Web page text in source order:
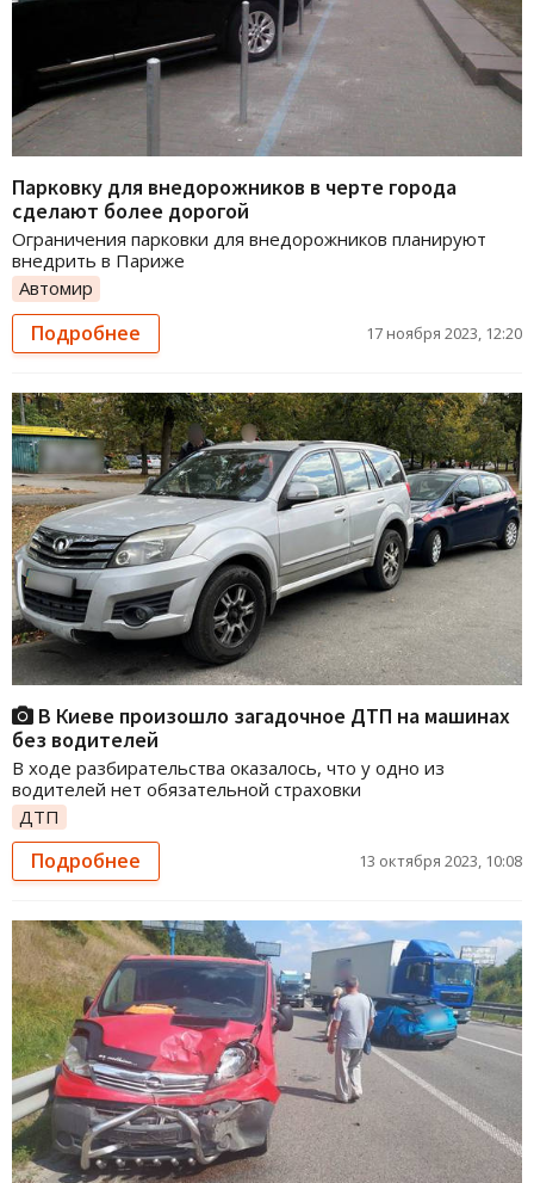
Парковку для внедорожников в черте города
сделают более дорогой
Ограничения парковки для внедорожников планируют
внедрить в Париже
Автомир
Подробнее 17 ноября 2023, 12:20
В Киеве произошло загадочное ДТП на машинах
без водителей
В ходе разбирательства оказалось, что у одно из
водителей нет обязательной страховки
ДТП
Подробнее 13 октября 2023, 10:08